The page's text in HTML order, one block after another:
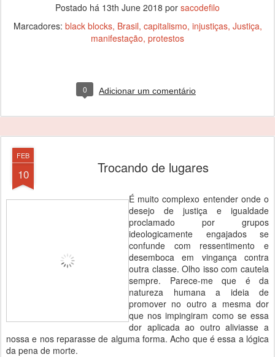
Postado há 13th June 2018 por sacodefilo
Marcadores: black blocks Brasil capitalismo injustiças Justiça
manifestação protestos
0 Adicionar um comentário
FEB
10 Trocando de lugares
É muito complexo entender onde o
desejo de justiça e igualdade
proclamado por grupos
ideologicamente engajados se
confunde com ressentimento e
desemboca em vingança contra
outra classe. Olho isso com cautela
sempre. Parece-me que é da
natureza humana a ideia de
promover no outro a mesma dor
que nos impingiram como se essa
dor aplicada ao outro aliviasse a
nossa e nos reparasse de alguma forma. Acho que é essa a lógica
da pena de morte.